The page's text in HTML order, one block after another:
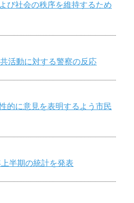
び社会の秩序を維持するため
活動に対する警察の反応
的に意見を表明するよう市民
半期の統計を発表